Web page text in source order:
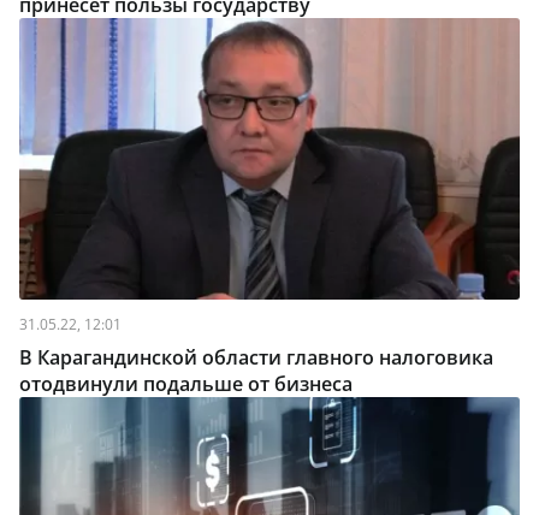
31.05.22, 12:01
В Карагандинской области главного налоговика
отодвинули подальше от бизнеса